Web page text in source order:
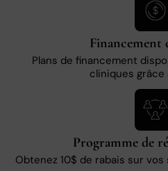
Financement
Plans de financement
cliniques grâce
Programme de
Obtenez 10$ de rabais sur